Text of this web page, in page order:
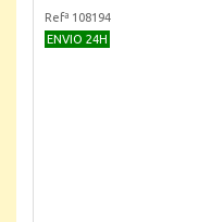
Refª 108194
ENVIO 24H